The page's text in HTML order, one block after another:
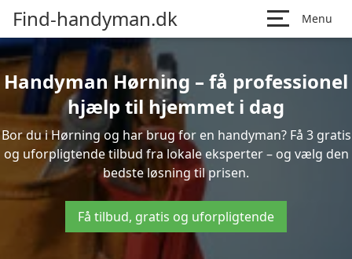
Find-handyman.dk Menu
Handyman Hørning – få professionel
hjælp til hjemmet i dag
Bor du i Hørning og har brug for en handyman? Få 3 gratis
og uforpligtende tilbud fra lokale eksperter – og vælg den
bedste løsning til prisen.
Få tilbud, gratis og uforpligtende